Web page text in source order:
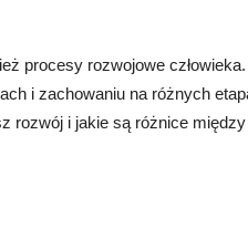
procesy rozwojowe
i zachowaniu na różnych
rozwój i jakie są różnice